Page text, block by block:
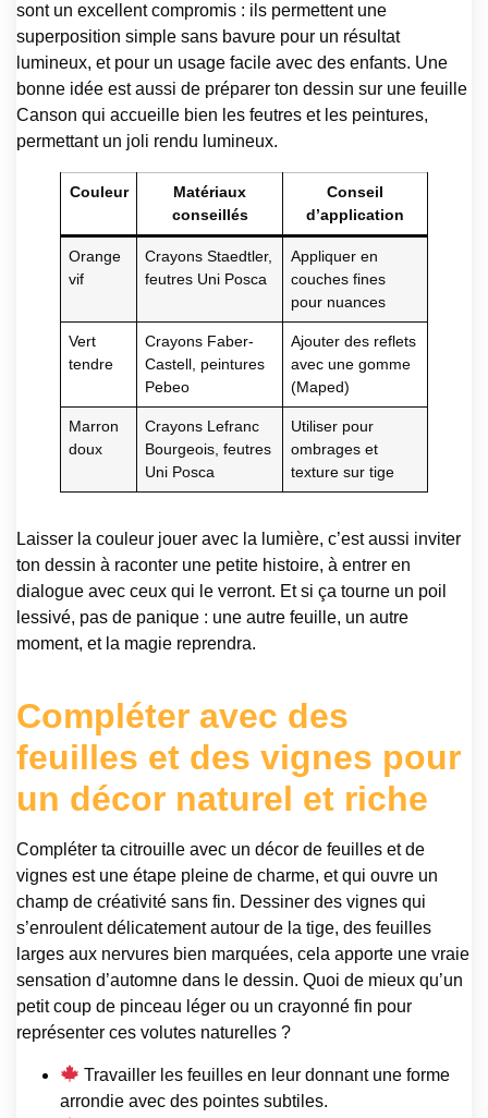
sont un excellent compromis : ils permettent une
superposition simple sans bavure pour un résultat
lumineux, et pour un usage facile avec des enfants. Une
bonne idée est aussi de préparer ton dessin sur une feuille
Canson qui accueille bien les feutres et les peintures,
permettant un joli rendu lumineux.
Couleur
Matériaux
conseillés
Conseil
d’application
Orange
vif
Crayons Staedtler,
feutres Uni Posca
Appliquer en
couches fines
pour nuances
Vert
tendre
Crayons Faber-
Castell, peintures
Pebeo
Ajouter des reflets
avec une gomme
(Maped)
Marron
doux
Crayons Lefranc
Bourgeois, feutres
Uni Posca
Utiliser pour
ombrages et
texture sur tige
Laisser la couleur jouer avec la lumière, c’est aussi inviter
ton dessin à raconter une petite histoire, à entrer en
dialogue avec ceux qui le verront. Et si ça tourne un poil
lessivé, pas de panique : une autre feuille, un autre
moment, et la magie reprendra.
Compléter avec des
feuilles et des vignes pour
un décor naturel et riche
Compléter ta citrouille avec un décor de feuilles et de
vignes est une étape pleine de charme, et qui ouvre un
champ de créativité sans fin. Dessiner des vignes qui
s’enroulent délicatement autour de la tige, des feuilles
larges aux nervures bien marquées, cela apporte une vraie
sensation d’automne dans le dessin. Quoi de mieux qu’un
petit coup de pinceau léger ou un crayonné fin pour
représenter ces volutes naturelles ?
Travailler les feuilles en leur donnant une forme
arrondie avec des pointes subtiles.